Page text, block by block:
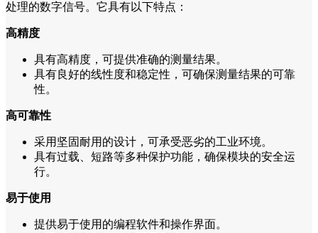
处理的数字信号。它具有以下特点：
高精度
具有高精度，可提供准确的测量结果。
具有良好的线性度和稳定性，可确保测量结果的可靠
性。
高可靠性
采用坚固耐用的设计，可承受恶劣的工业环境。
具有过载、短路等多种保护功能，确保模块的安全运
行。
易于使用
提供易于使用的编程软件和操作界面。